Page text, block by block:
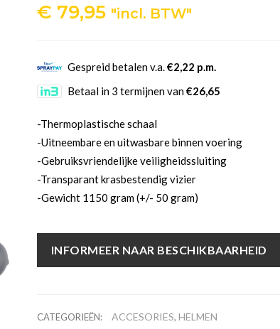
€ 79,95 "incl. BTW"
Gespreid betalen v.a.€2,22 p.m.
Betaal in 3 termijnen van€26,65
-Thermoplastische schaal
-Uitneembare en uitwasbare binnen voering
-Gebruiksvriendelijke veiligheidssluiting
-Transparant krasbestendig vizier
-Gewicht 1150 gram (+/- 50 gram)
INFORMEER NAAR BESCHIKBAARHEID
CATEGORIEËN: ACCESORIES, HELMEN